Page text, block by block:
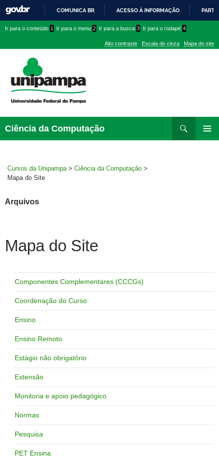
PARA
CONTEÚDO
COMUNICA BR ACESSO À INFORMAÇÃO
conteúdo
menu
superior
menu
Ir para o conteúdo 1 Ir para o menu 2 Ir para a busca 3 Ir para o rodapé 4
Alto contraste Escala de cinza Mapa do site
Ciência da Computação
Cursos da Unipampa > Ciência da Computação >
Mapa do Site
Arquivos
Mapa do Site
Componentes Complementares (CCCGs)
Coordenação do Curso
Ensino
Ensino Remoto
Estágio não obrigatório
Extensão
Monitoria e apoio pedagógico
Normas
Pesquisa
PET Ensina